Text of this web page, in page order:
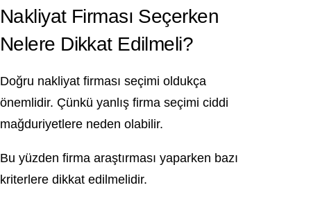
Nakliyat Firması Seçerken
Nelere Dikkat Edilmeli?
Doğru nakliyat firması seçimi oldukça
önemlidir. Çünkü yanlış firma seçimi ciddi
mağduriyetlere neden olabilir.
Bu yüzden firma araştırması yaparken bazı
kriterlere dikkat edilmelidir.